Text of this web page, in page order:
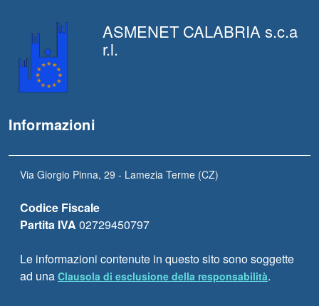
ASMENET CALABRIA s.c.a
r.l.
Informazioni
Via Giorgio Pinna, 29 - Lamezia Terme (CZ)
Codice Fiscale
Partita IVA 02729450797
Le informazioni contenute in questo sito sono soggette
ad una Clausola di esclusione della responsabilità.